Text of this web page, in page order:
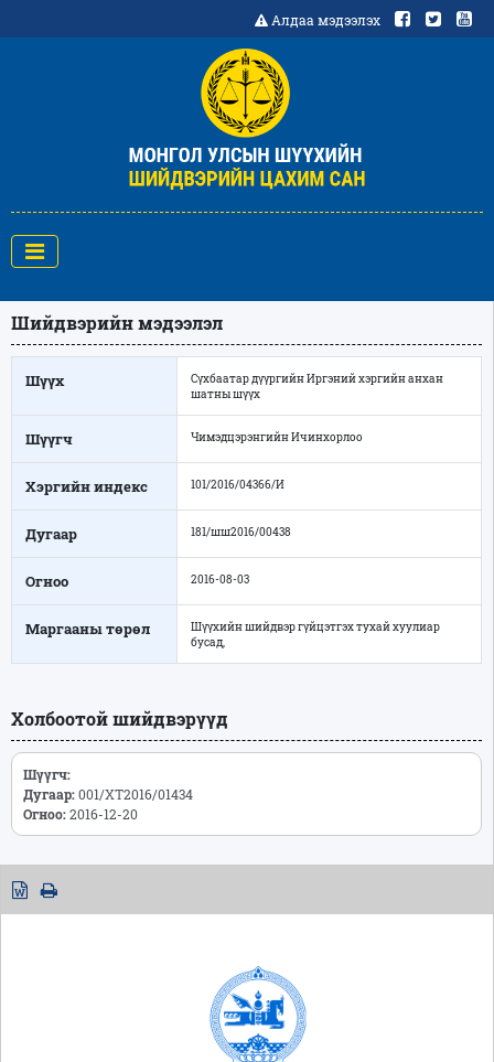
Алдаа мэдээлэх
Шийдвэрийн мэдээлэл
Шүүх
Сүхбаатар дүүргийн Иргэний хэргийн анхан
шатны шүүх
Шүүгч Чимэдцэрэнгийн Ичинхорлоо
Хэргийн индекс 101/2016/04366/И
Дугаар 181/шш2016/00438
Огноо 2016-08-03
Маргааны төрөл
Шүүхийн шийдвэр гүйцэтгэх тухай хуулиар
бусад,
Холбоотой шийдвэрүүд
Шүүгч:
Дугаар:001/ХТ2016/01434
Огноо:2016-12-20